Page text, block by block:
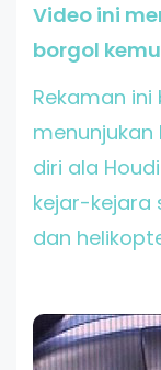
Video ini
borgol
Rekaman
diri ala
kejar-kejara
dan